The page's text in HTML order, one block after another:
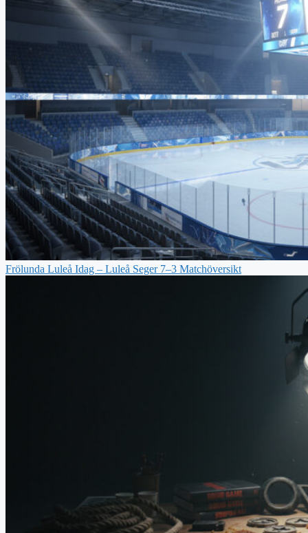
Frölunda Luleå Idag – Luleå Seger 7–3 Matchöversikt